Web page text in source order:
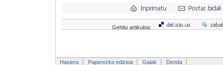
Gehitu artikuloa:
Hasiera Paperezko edizioa Gaiak Denda